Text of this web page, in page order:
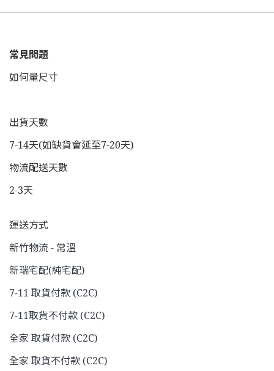
常見問題
如何量尺寸
出貨天數
7-14天(如缺貨會延至7-20天)
物流配送天數
2-3天
運送方式
新竹物流 - 常溫
新瑞宅配(純宅配)
7-11 取貨付款 (C2C)
7-11取貨不付款 (C2C)
全家 取貨付款 (C2C)
全家 取貨不付款 (C2C)